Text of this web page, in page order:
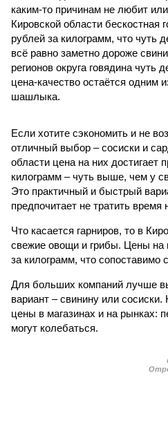
каким-то причинам не любит
Кировской области бескостная
рублей за килограмм, что чуть
всё равно заметно дороже
регионов округа говядина
цена-качество остаётся одним
шашлыка.
Если хотите сэкономить и не
отличный выбор – сосиски и
области цена на них достигает
килограмм – чуть выше, чем у
Это практичный и быстрый
предпочитает не тратить время
Что касается гарниров, то в
свежие овощи и грибы. Цены на
за килограмм, что сопоставимо
Для больших компаний лучше
вариант – свинину или
цены в магазинах и на рынках:
могут колебаться.